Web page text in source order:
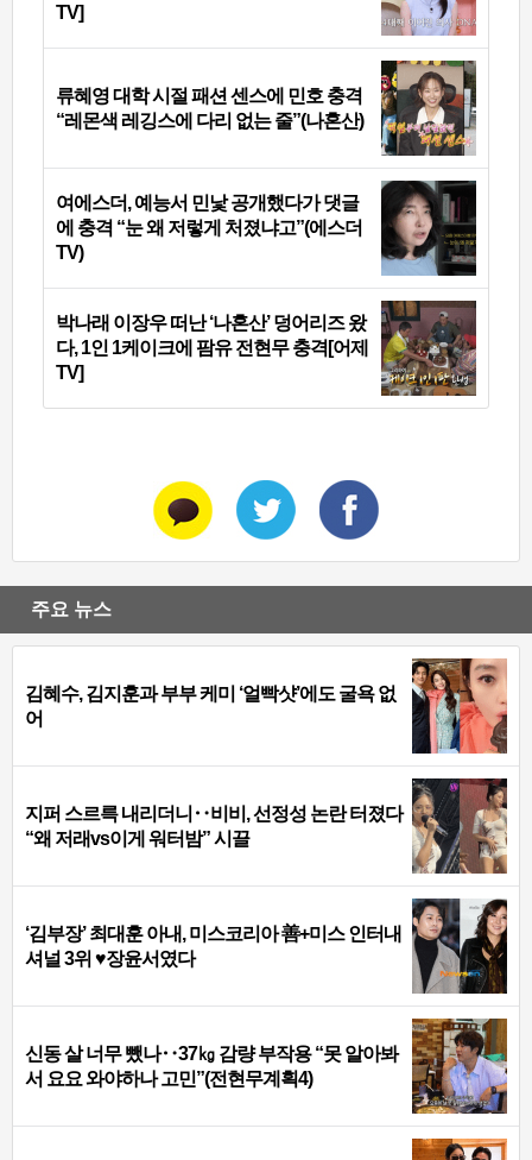
TV]
류혜영 대학 시절 패션 센스에 민호 충격
“레몬색 레깅스에 다리 없는 줄”(나혼산)
여에스더, 예능서 민낯 공개했다가 댓글
에 충격 “눈 왜 저렇게 처졌냐고”(에스더
TV)
박나래 이장우 떠난 ‘나혼산’ 덩어리즈 왔
다, 1인 1케이크에 팜유 전현무 충격[어제
TV]
주요 뉴스
김혜수, 김지훈과 부부 케미 ‘얼빡샷’에도 굴욕 없
어
지퍼 스르륵 내리더니‥비비, 선정성 논란 터졌다
“왜 저래vs이게 워터밤” 시끌
‘김부장’ 최대훈 아내, 미스코리아 善+미스 인터내
셔널 3위 ♥장윤서였다
신동 살 너무 뺐나‥37㎏ 감량 부작용 “못 알아봐
서 요요 와야하나 고민”(전현무계획4)